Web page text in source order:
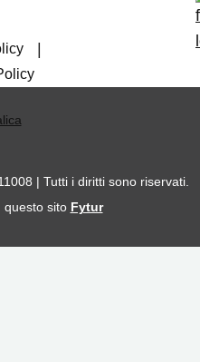
| Tutti i diritti sono riservati.
questo sito Fytur